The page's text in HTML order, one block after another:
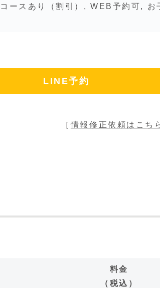
ースあり（割引）, WEB予約可, お
LINE予約
［情報修正依頼はこち
料金
（税込）